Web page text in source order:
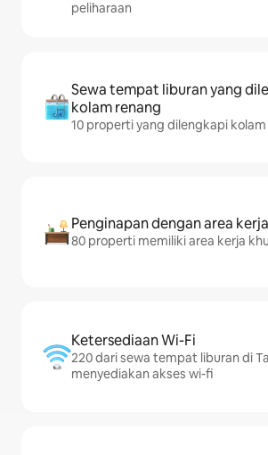
peliharaan
Sewa tempat liburan yang
kolam renang
10 properti yang dilengkapi
Penginapan dengan area
80 properti memiliki area kerja
Ketersediaan Wi-Fi
220 dari sewa tempat liburan di
menyediakan akses wi-fi